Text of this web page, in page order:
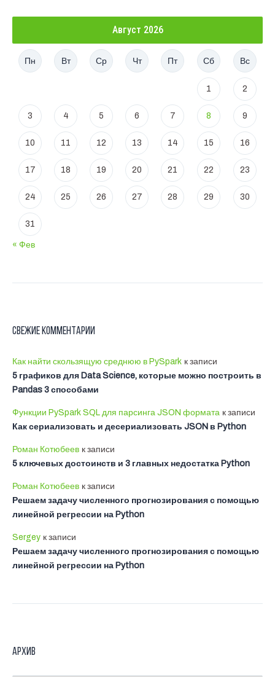
Август 2026
Пн Вт Ср Чт Пт Сб Вс
1 2
3 4 5 6 7 8 9
10 11 12 13 14 15 16
17 18 19 20 21 22 23
24 25 26 27 28 29 30
31
« Фев
Свежие комментарии
Как найти скользящую среднюю в PySpark к записи
5 графиков для Data Science, которые можно построить в
Pandas 3 способами
Функции PySpark SQL для парсинга JSON формата к записи
Как сериализовать и десериализовать JSON в Python
Роман Котюбеев к записи
5 ключевых достоинств и 3 главных недостатка Python
Роман Котюбеев к записи
Решаем задачу численного прогнозирования с помощью
линейной регрессии на Python
Sergey к записи
Решаем задачу численного прогнозирования с помощью
линейной регрессии на Python
Архив